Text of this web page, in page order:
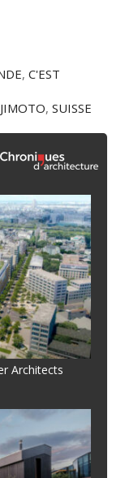
,C'EST
,SUISSE
Architects